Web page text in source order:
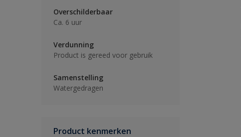
Overschilderbaar
Ca. 6 uur
Verdunning
Product is gereed voor gebruik
Samenstelling
Watergedragen
Product kenmerken